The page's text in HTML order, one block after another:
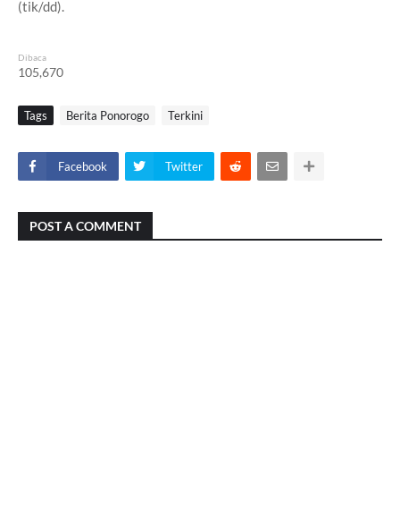
(tik/dd).
Dibaca
105,670
Tags Berita Ponorogo Terkini
Facebook Twitter
POST A COMMENT